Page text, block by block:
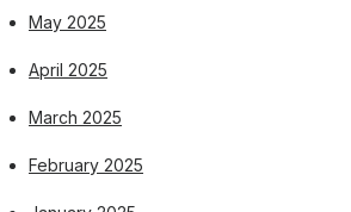
May 2025
April 2025
March 2025
February 2025